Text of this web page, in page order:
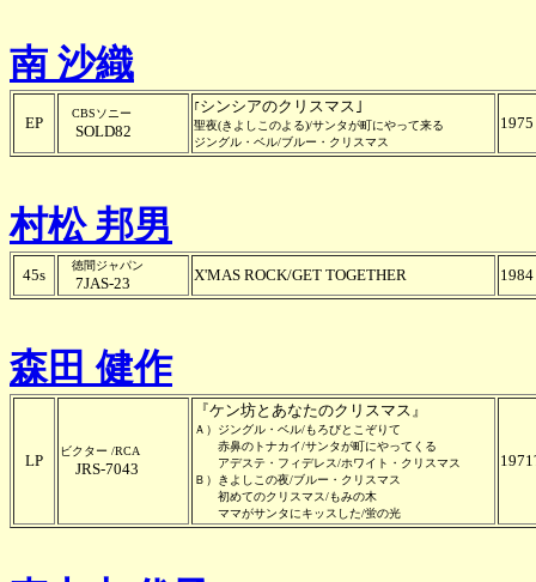
南 沙織
EP
CBSソニー
SOLD82
｢シンシアのクリスマス｣
聖夜(きよしこのよる)/サンタが町にやって来る
ジングル・ベル/ブルー・クリスマス
1975
村松 邦男
45s
徳間ジャパン
7JAS-23 X'MAS ROCK/GET TOGETHER 1984
森田 健作
LP
ビクター /RCA
JRS-7043
『ケン坊とあなたのクリスマス』
Ａ）ジングル・ベル/もろびとこぞりて
赤鼻のトナカイ/サンタが町にやってくる
アデステ・フィデレス/ホワイト・クリスマス
Ｂ）きよしこの夜/ブルー・クリスマス
初めてのクリスマス/もみの木
ママがサンタにキッスした/蛍の光